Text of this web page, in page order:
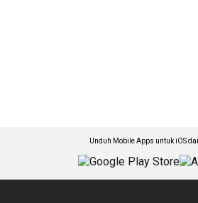
Unduh Mobile Apps untuk iOS